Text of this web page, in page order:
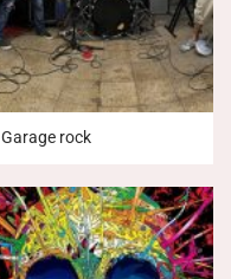
Garage rock